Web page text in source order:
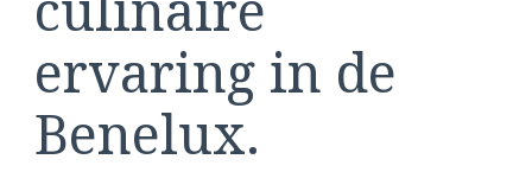
ervaring in de
Benelux.